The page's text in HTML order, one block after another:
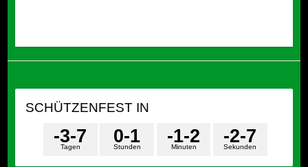
SCHÜTZENFEST IN
Tagen
-3-7
Stunden
0-1
Minuten
-1-2
Sekunden
-2-7